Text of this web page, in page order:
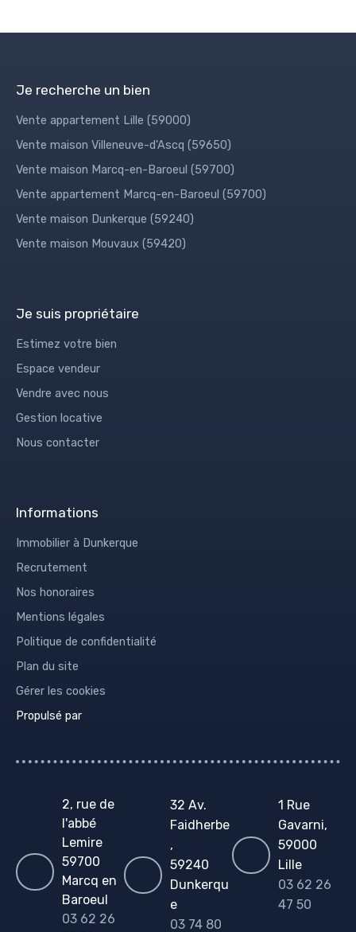
Je recherche un bien
Vente appartement Lille (59000)
Vente maison Villeneuve-d'Ascq (59650)
Vente maison Marcq-en-Baroeul (59700)
Vente appartement Marcq-en-Baroeul (59700)
Vente maison Dunkerque (59240)
Vente maison Mouvaux (59420)
Je suis propriétaire
Estimez votre bien
Espace vendeur
Vendre avec nous
Gestion locative
Nous contacter
Informations
Immobilier à Dunkerque
Recrutement
Nos honoraires
Mentions légales
Politique de confidentialité
Plan du site
Gérer les cookies
Propulsé par
2, rue de
l'abbé
Lemire
59700
Marcq en
Baroeul
03 62 26
32 Av.
Faidherbe
,
59240
Dunkerqu
e
03 74 80
1 Rue
Gavarni,
59000
Lille
03 62 26
47 50